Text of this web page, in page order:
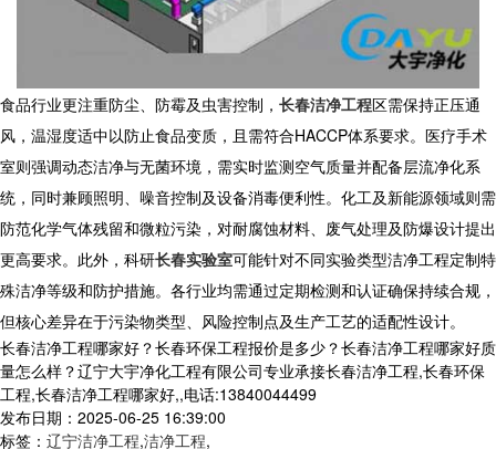
食品行业更注重防尘、防霉及虫害控制， 长春洁净工程区需保持正压通
风，温湿度适中以防止食品变质，且需符合HACCP体系要求。医疗手术
室则强调动态洁净与无菌环境，需实时监测空气质量并配备层流净化系
统，同时兼顾照明、噪音控制及设备消毒便利性。化工及新能源领域则需
防范化学气体残留和微粒污染，对耐腐蚀材料、废气处理及防爆设计提出
更高要求。此外，科研长春实验室可能针对不同实验类型洁净工程定制特
殊洁净等级和防护措施。各行业均需通过定期检测和认证确保持续合规，
但核心差异在于污染物类型、风险控制点及生产工艺的适配性设计。
长春洁净工程哪家好？长春环保工程报价是多少？长春洁净工程哪家好质
量怎么样？辽宁大宇净化工程有限公司专业承接长春洁净工程,长春环保
工程,长春洁净工程哪家好,,电话:13840044499
发布日期：2025-06-25 16:39:00
标签： 辽宁洁净工程,洁净工程,